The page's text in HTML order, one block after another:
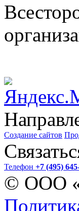
Создание сайтов
Телефон +7 (495)
© ООО